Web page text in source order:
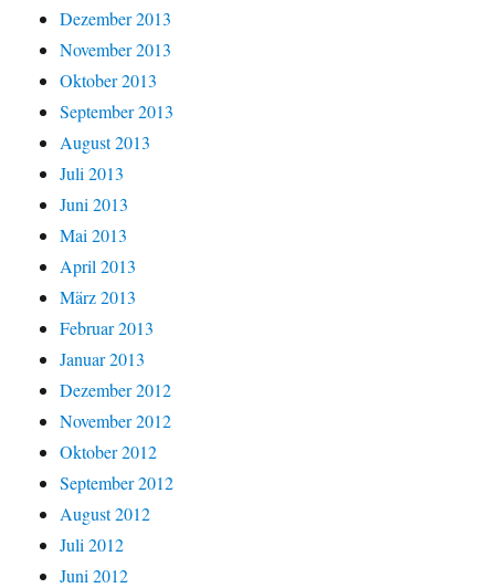
Dezember 2013
November 2013
Oktober 2013
September 2013
August 2013
Juli 2013
Juni 2013
Mai 2013
April 2013
März 2013
Februar 2013
Januar 2013
Dezember 2012
November 2012
Oktober 2012
September 2012
August 2012
Juli 2012
Juni 2012